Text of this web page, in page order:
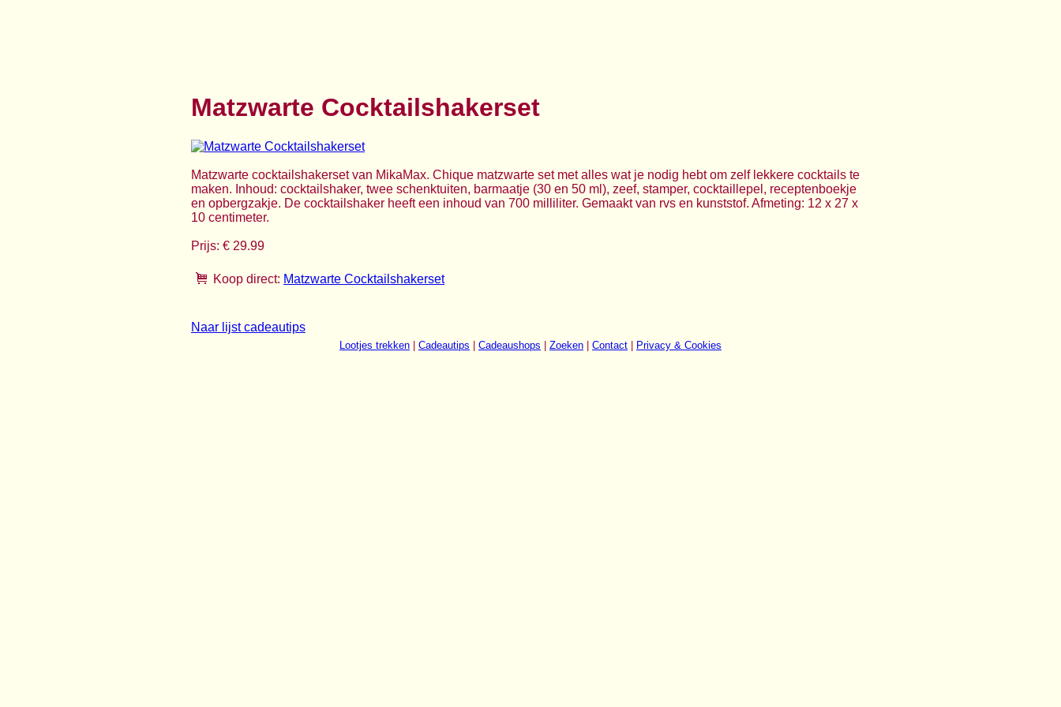
Matzwarte Cocktailshakerset
Matzwarte cocktailshakerset van MikaMax. Chique matzwarte set met alles wat je nodig hebt om zelf lekkere cocktails te
maken. Inhoud: cocktailshaker, twee schenktuiten, barmaatje (30 en 50 ml), zeef, stamper, cocktaillepel, receptenboekje
en opbergzakje. De cocktailshaker heeft een inhoud van 700 milliliter. Gemaakt van rvs en kunststof. Afmeting: 12 x 27 x
10 centimeter.
Prijs: € 29.99
Koop direct: Matzwarte Cocktailshakerset
Naar lijst cadeautips
Lootjes trekken Cadeautips Cadeaushops Zoeken Contact Privacy & Cookies